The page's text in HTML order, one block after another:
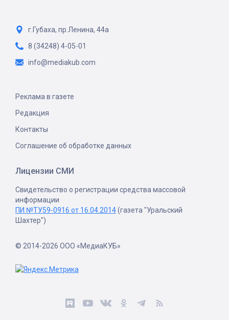
г.Губаха, пр.Ленина, 44а
8 (34248) 4-05-01
info@mediakub.com
Реклама в газете
Редакция
Контакты
Соглашение об обработке данных
Лицензии СМИ
Свидетельство о регистрации средства массовой
информации
ПИ №ТУ59-0916 от 16.04.2014(газета "Уральский
Шахтер")
© 2014-2026 ООО «МедиаКУБ»